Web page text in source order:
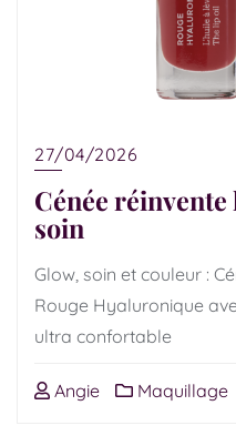
27/04/2026
Cénée
soin
Glow, soin et couleur :
Rouge Hyaluronique
ultra confortable
Angie Maquillage